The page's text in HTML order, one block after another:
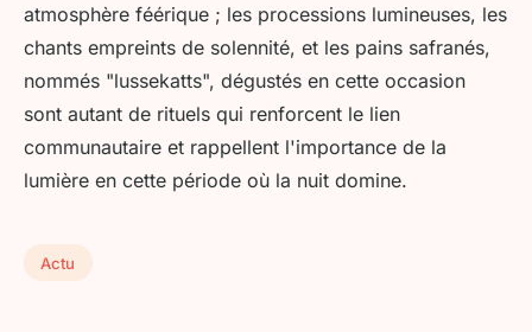
atmosphère féérique ; les processions lumineuses, les
chants empreints de solennité, et les pains safranés,
nommés "lussekatts", dégustés en cette occasion
sont autant de rituels qui renforcent le lien
communautaire et rappellent l'importance de la
lumière en cette période où la nuit domine.
Actu